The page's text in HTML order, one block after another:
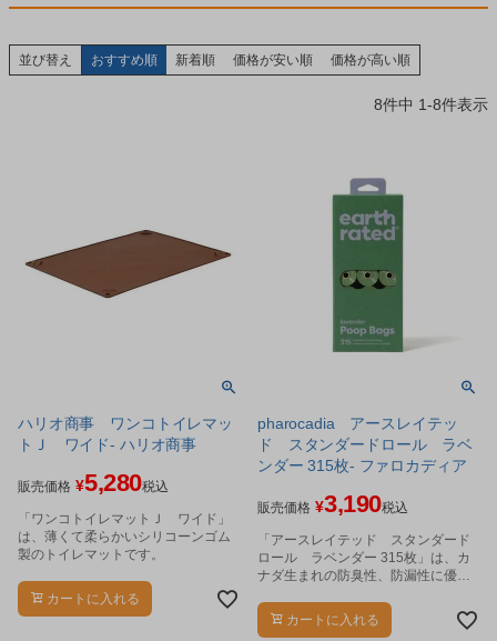
並び替え おすすめ順 新着順 価格が安い順 価格が高い順
8件中 1-8件表示
ハリオ商事 ワンコトイレマッ
トＪ ワイド- ハリオ商事
販売価格 ¥5,280税込
「ワンコトイレマットＪ ワイド」
は、薄くて柔らかいシリコーンゴム
製のトイレマットです。
カートに入れる
pharocadia アースレイテッ
ド スタンダードロール ラベ
ンダー 315枚- ファロカディア
販売価格 ¥3,190税込
「アースレイテッド スタンダード
ロール ラベンダー 315枚」は、カ
ナダ生まれの防臭性、防漏性に優れ
Ecoに特化してリニューアル。
カートに入れる